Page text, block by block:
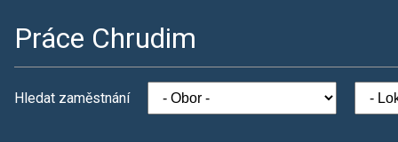
Práce Chrudim
Hledat zaměstnání